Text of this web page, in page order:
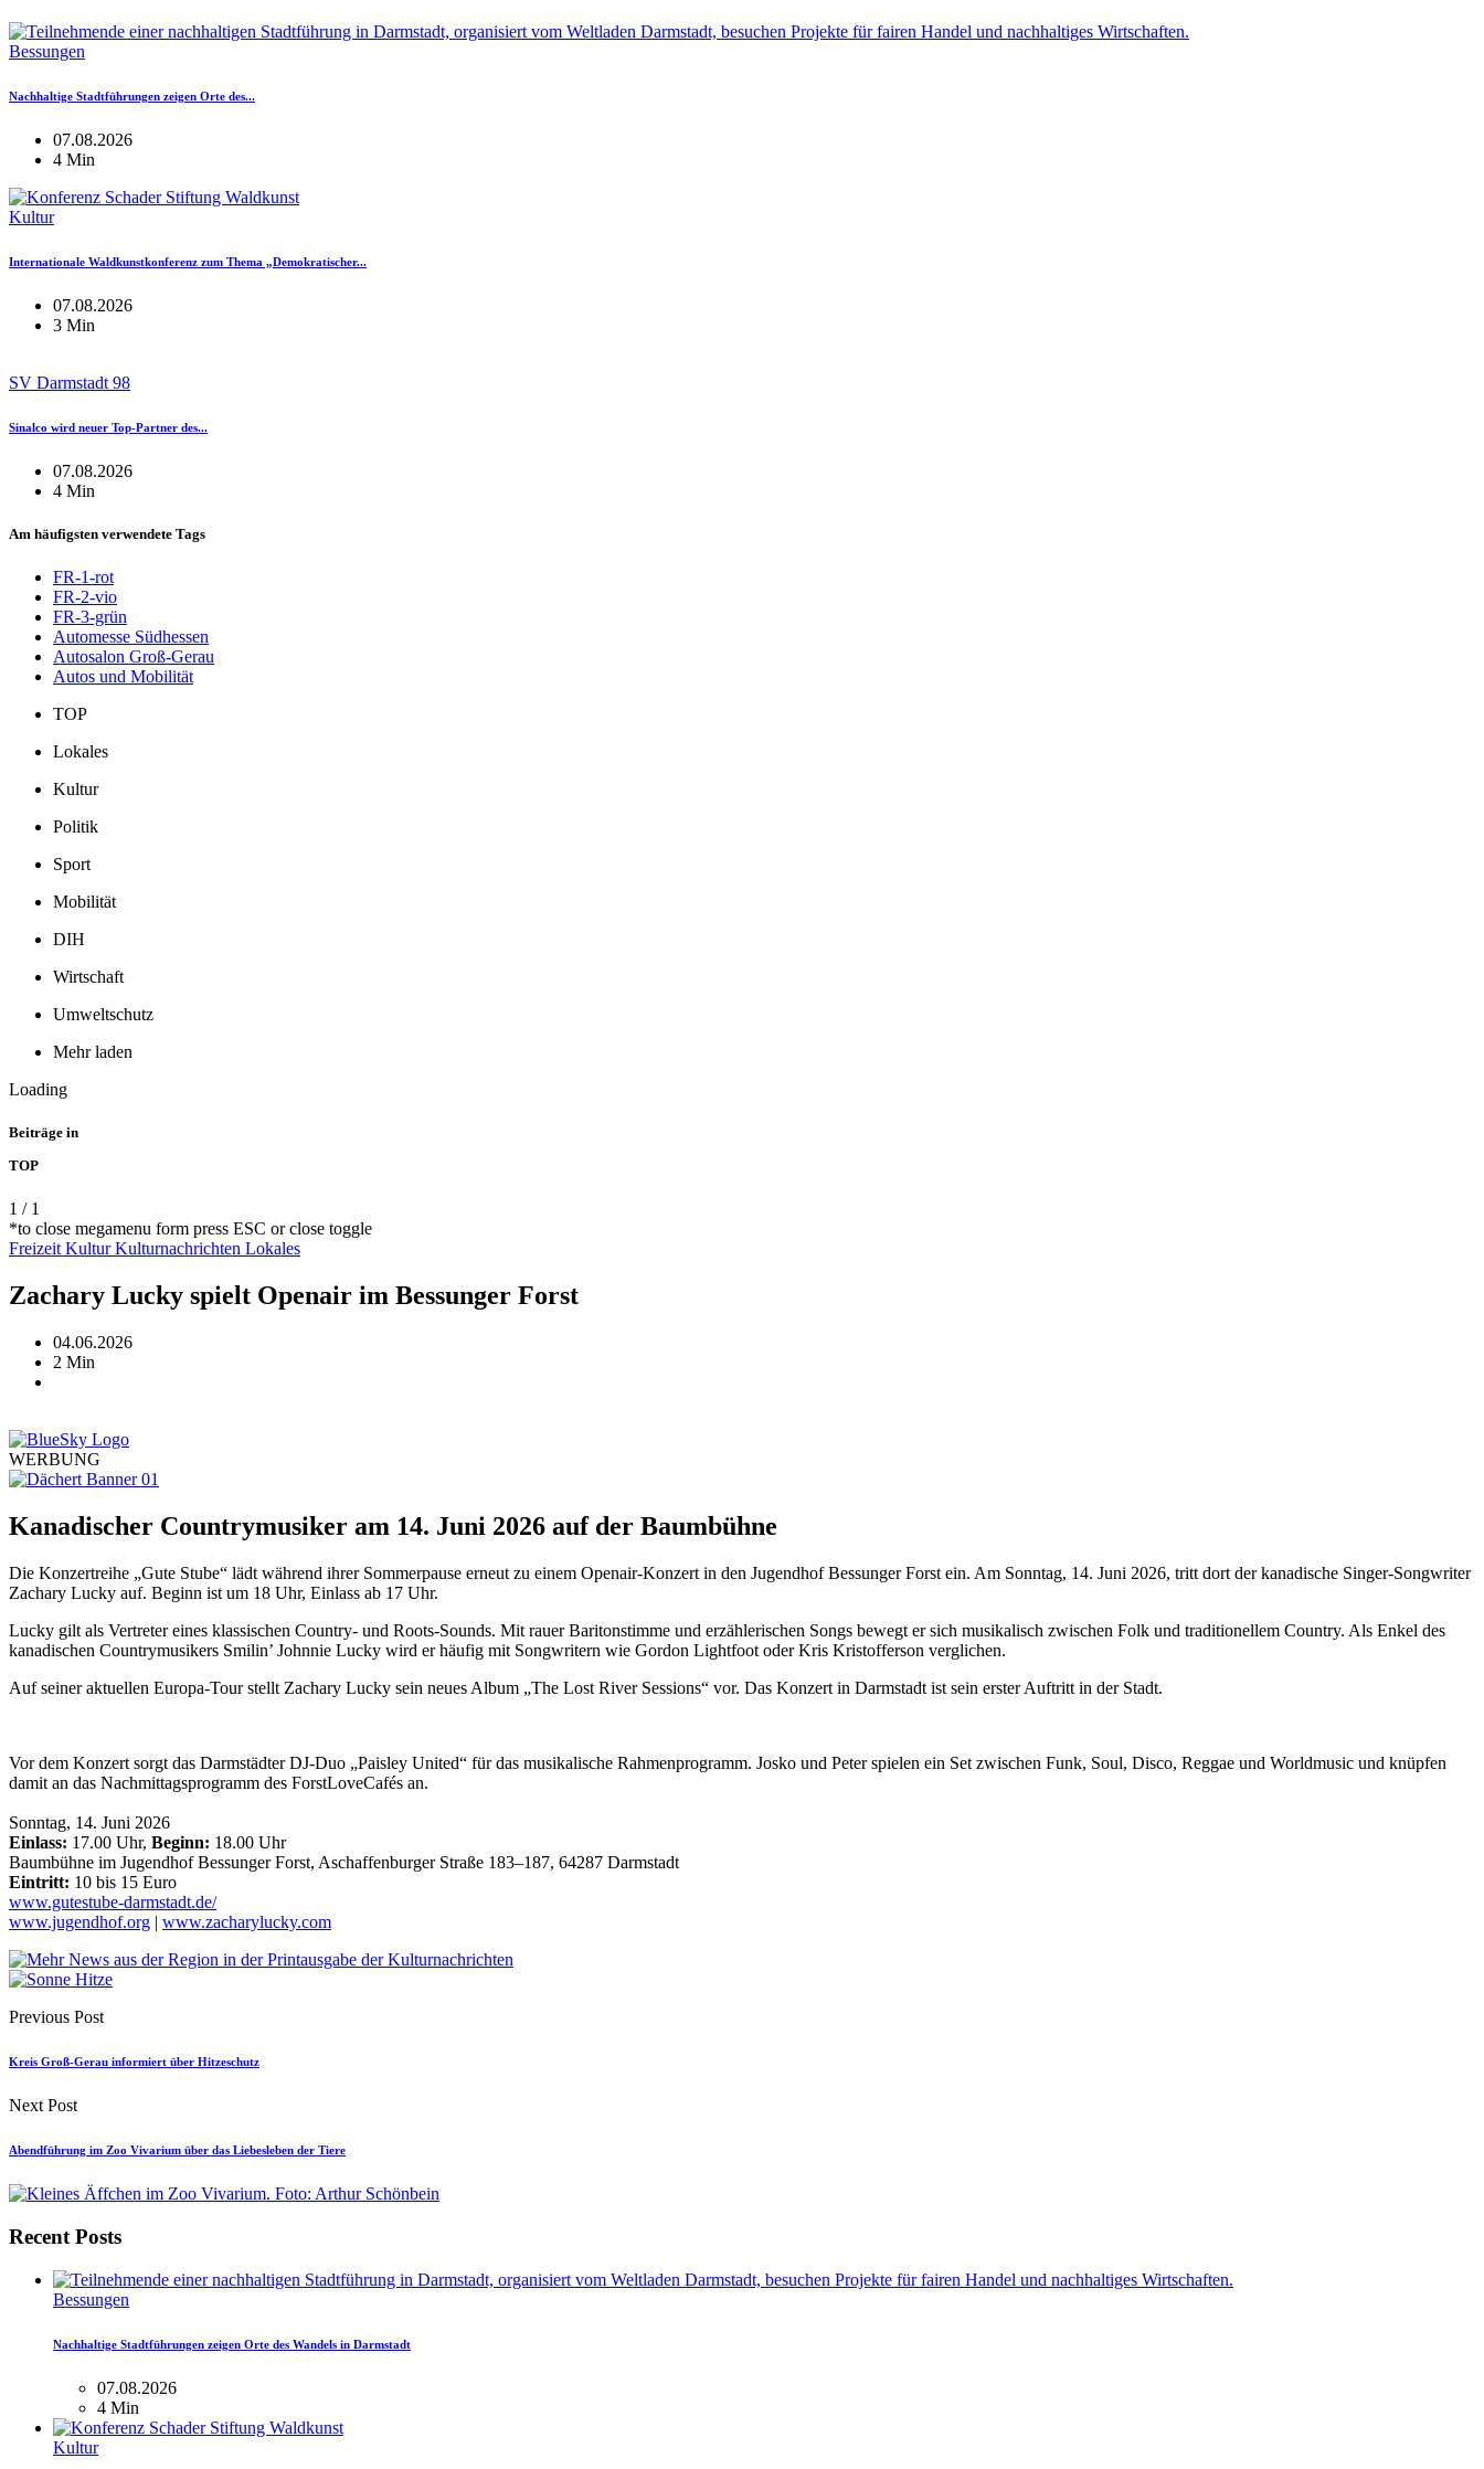
Bessungen
Nachhaltige Stadtführungen zeigen Orte des...
07.08.2026
4 Min
Kultur
Internationale Waldkunstkonferenz zum Thema „Demokratischer...
07.08.2026
3 Min
SV Darmstadt 98
Sinalco wird neuer Top-Partner des...
07.08.2026
4 Min
Am häufigsten verwendete Tags
FR-1-rot
FR-2-vio
FR-3-grün
Automesse Südhessen
Autosalon Groß-Gerau
Autos und Mobilität
TOP
Lokales
Kultur
Politik
Sport
Mobilität
DIH
Wirtschaft
Umweltschutz
Mehr laden
Loading
Beiträge in
TOP
1 / 1
*to close megamenu form press ESC or close toggle
Freizeit KulturKulturnachrichten Lokales
Zachary Lucky spielt Openair im Bessunger Forst
04.06.2026
2 Min
WERBUNG
Kanadischer Countrymusiker am 14. Juni 2026 auf der Baumbühne
Die Konzertreihe „Gute Stube“ lädt während ihrer Sommerpause erneut zu einem Openair-Konzert in den Jugendhof Bessunger Forst ein. Am Sonntag, 14. Juni 2026, tritt dort der kanadische Singer-Songwriter
Zachary Lucky auf. Beginn ist um 18 Uhr, Einlass ab 17 Uhr.
Lucky gilt als Vertreter eines klassischen Country- und Roots-Sounds. Mit rauer Baritonstimme und erzählerischen Songs bewegt er sich musikalisch zwischen Folk und traditionellem Country. Als Enkel des
kanadischen Countrymusikers Smilin’ Johnnie Lucky wird er häufig mit Songwritern wie Gordon Lightfoot oder Kris Kristofferson verglichen.
Auf seiner aktuellen Europa-Tour stellt Zachary Lucky sein neues Album „The Lost River Sessions“ vor. Das Konzert in Darmstadt ist sein erster Auftritt in der Stadt.
Vor dem Konzert sorgt das Darmstädter DJ-Duo „Paisley United“ für das musikalische Rahmenprogramm. Josko und Peter spielen ein Set zwischen Funk, Soul, Disco, Reggae und Worldmusic und knüpfen
damit an das Nachmittagsprogramm des ForstLoveCafés an.
Sonntag, 14. Juni 2026
Einlass: 17.00 Uhr, Beginn: 18.00 Uhr
Baumbühne im Jugendhof Bessunger Forst, Aschaffenburger Straße 183–187, 64287 Darmstadt
Eintritt: 10 bis 15 Euro
www.gutestube-darmstadt.de/
www.jugendhof.org | www.zacharylucky.com
Previous Post
Kreis Groß-Gerau informiert über Hitzeschutz
Next Post
Abendführung im Zoo Vivarium über das Liebesleben der Tiere
Recent Posts
Bessungen
Nachhaltige Stadtführungen zeigen Orte des Wandels in Darmstadt
07.08.2026
4 Min
Kultur